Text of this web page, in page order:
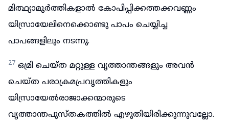
മിത്ഥ്യാമൂർത്തികളാൽ കോപിപ്പിക്കത്തക്കവണ്ണം
യിസ്രായേലിനെക്കൊണ്ടു പാപം ചെയ്യിച്ച
പാപങ്ങളിലും നടന്നു.
27 ഒമ്രി ചെയ്ത മറ്റുള്ള വൃത്താന്തങ്ങളും അവൻ
ചെയ്ത പരാക്രമപ്രവൃത്തികളും
യിസ്രായേൽരാജാക്കന്മാരുടെ
വൃത്താന്തപുസ്തകത്തിൽ എഴുതിയിരിക്കുന്നുവല്ലോ.